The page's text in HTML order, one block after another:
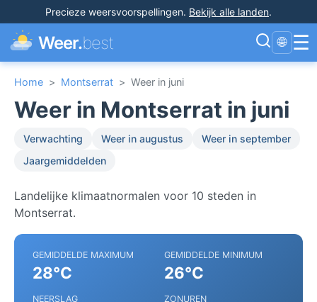
Precieze weersvoorspellingen. Bekijk alle landen.
Weer.best 🌐 ☰
Home > Montserrat > Weer in juni
Weer in Montserrat in juni
Verwachting Weer in augustus
Weer in september
Jaargemiddelden
Landelijke klimaatnormalen voor 10 steden in
Montserrat.
GEMIDDELDE MAXIMUM
28°C
GEMIDDELDE MINIMUM
26°C
NEERSLAG ZONUREN